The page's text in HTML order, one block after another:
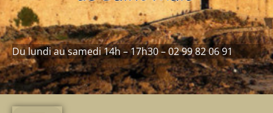
Du lundi au samedi 14h – 17h30 – 02 99 82 06 91